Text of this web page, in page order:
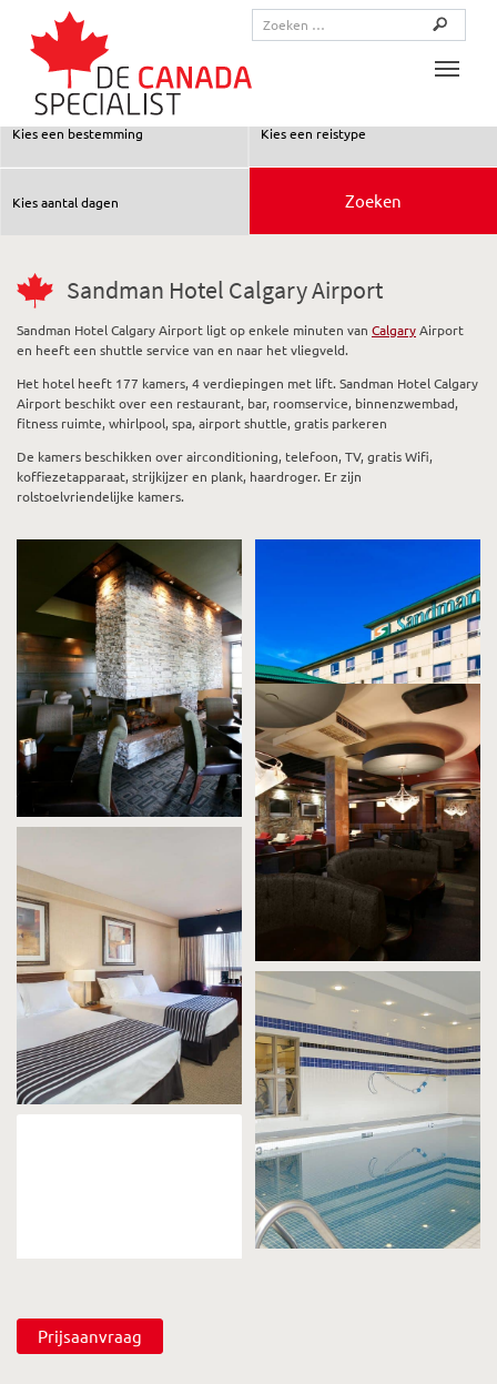
Sandman Hotel Calgary Airport
Sandman Hotel Calgary Airport ligt op enkele minuten van CalgaryAirport
en heeft een shuttle service van en naar het vliegveld.
Het hotel heeft 177 kamers, 4 verdiepingen met lift. Sandman Hotel Calgary
Airport beschikt over een restaurant, bar, roomservice, binnenzwembad,
fitness ruimte, whirlpool, spa, airport shuttle, gratis parkeren
De kamers beschikken over airconditioning, telefoon, TV, gratis Wifi,
koffiezetapparaat, strijkijzer en plank, haardroger. Er zijn
rolstoelvriendelijke kamers.
Prijsaanvraag